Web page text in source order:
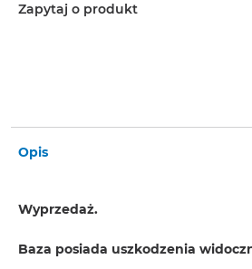
Zapytaj o produkt
Opis
Wyprzedaż.
Baza posiada uszkodzenia